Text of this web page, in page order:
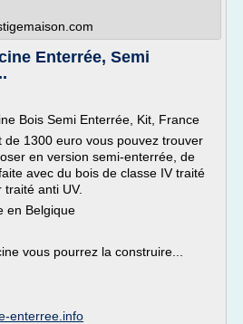
Enterrée, Semi
Bois Semi Enterrée, Kit, France
de 1300 euro vous pouvez trouver
en version semi-enterrée, de
avec du bois de classe IV traité
anti UV.
en Belgique
vous pourrez la construire...
enterree.info